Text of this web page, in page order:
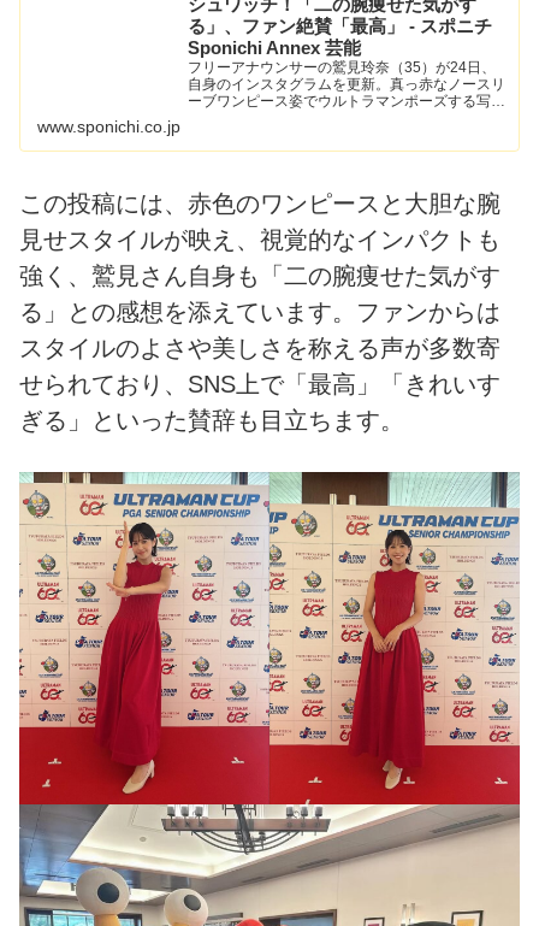
る」、ファン絶賛「最高」 - スポニチ
Sponichi Annex 芸能
フリーアナウンサーの鷲見玲奈（35）が24日、
自身のインスタグラムを更新。真っ赤なノースリ
ーブワンピース姿でウルトラマンポーズする写真
www.sponichi.co.jp
この投稿には、赤色のワンピースと大胆な腕
見せスタイルが映え、視覚的なインパクトも
強く、鷲見さん自身も「二の腕痩せた気がす
る」との感想を添えています。ファンからは
スタイルのよさや美しさを称える声が多数寄
せられており、SNS上で「最高」「きれいす
ぎる」といった賛辞も目立ちます。